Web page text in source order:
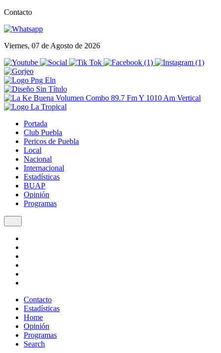
Contacto
Viernes, 07 de Agosto de 2026
Portada
Club Puebla
Pericos de Puebla
Local
Nacional
Internacional
Estadísticas
BUAP
Opinión
Programas
Contacto
Estadísticas
Home
Opinión
Programas
Search